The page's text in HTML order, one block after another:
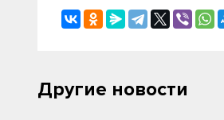
Другие новости